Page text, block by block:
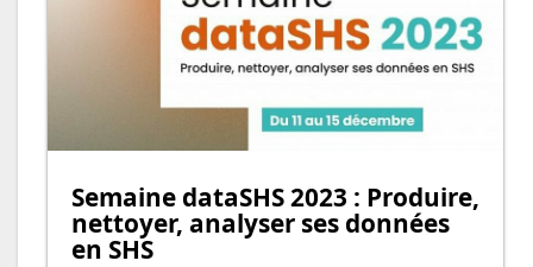
Semaine dataSHS 2023 : Produire,
nettoyer, analyser ses données
en SHS